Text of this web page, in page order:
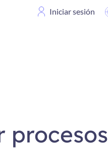
Iniciar sesión
procesos